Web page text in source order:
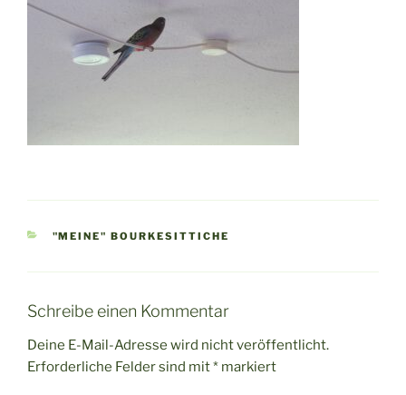
KATEGORIEN
"MEINE" BOURKESITTICHE
Schreibe einen Kommentar
Deine E-Mail-Adresse wird nicht veröffentlicht.
Erforderliche Felder sind mit* markiert